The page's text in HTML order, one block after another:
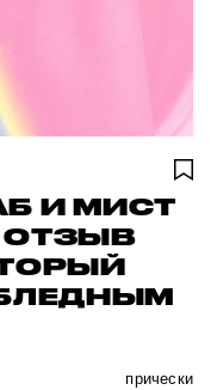
И МИСТ
ОТЗЫВ
прически